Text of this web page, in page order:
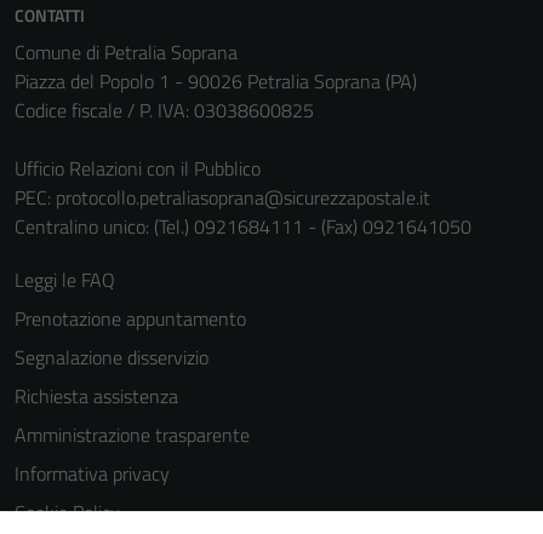
CONTATTI
Comune di Petralia Soprana
Piazza del Popolo 1 - 90026 Petralia Soprana (PA)
Codice fiscale / P. IVA: 03038600825
Ufficio Relazioni con il Pubblico
PEC: protocollo.petraliasoprana@sicurezzapostale.it
Centralino unico: (Tel.) 0921684111 - (Fax) 0921641050
Leggi le FAQ
Prenotazione appuntamento
Segnalazione disservizio
Richiesta assistenza
Amministrazione trasparente
Informativa privacy
Cookie Policy